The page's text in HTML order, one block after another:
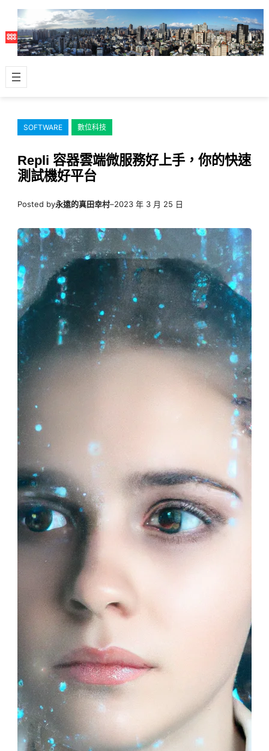
主
容
SOFTWARE 數位科技
Repli 容器雲端微服務好上手，你的快速
測試機好平台
Posted by永遠的真田幸村–2023 年 3 月 25 日